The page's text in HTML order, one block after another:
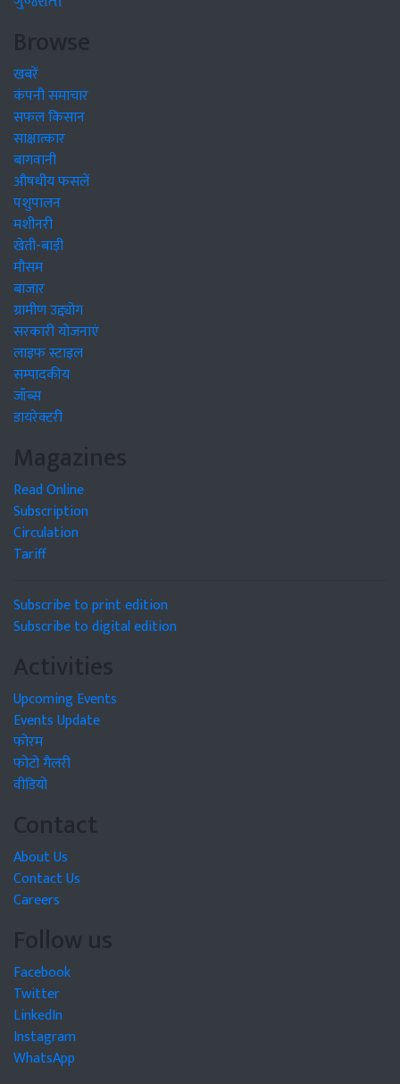
Browse
खबरें
कंपनी समाचार
सफल किसान
साक्षात्कार
बागवानी
औषधीय फसलें
पशुपालन
मशीनरी
खेती-बाड़ी
मौसम
बाजार
ग्रामीण उद्द्योग
सरकारी योजनाएं
लाइफ स्टाइल
सम्पादकीय
जॉब्स
डायरेक्टरी
Magazines
Read Online
Subscription
Circulation
Tariff
Subscribe to print edition
Subscribe to digital edition
Activities
Upcoming Events
Events Update
फोरम
फोटो गैलरी
वीडियो
Contact
About Us
Contact Us
Careers
Follow us
Facebook
Twitter
LinkedIn
Instagram
WhatsApp